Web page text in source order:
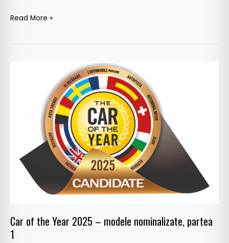
Read More »
Car of the Year 2025 – modele nominalizate, partea
1
nominalizate,
partea